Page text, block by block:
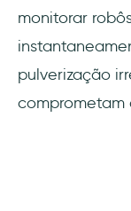
monitorar
pulverização
comprometam